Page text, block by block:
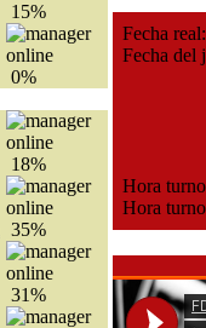
15%
0%
18%
35%
31%
Fecha
Fecha del
Hora
Hora